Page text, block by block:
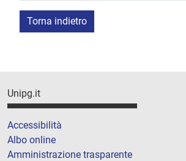
Torna indietro
Unipg.it
Accessibilità
Albo online
Amministrazione trasparente